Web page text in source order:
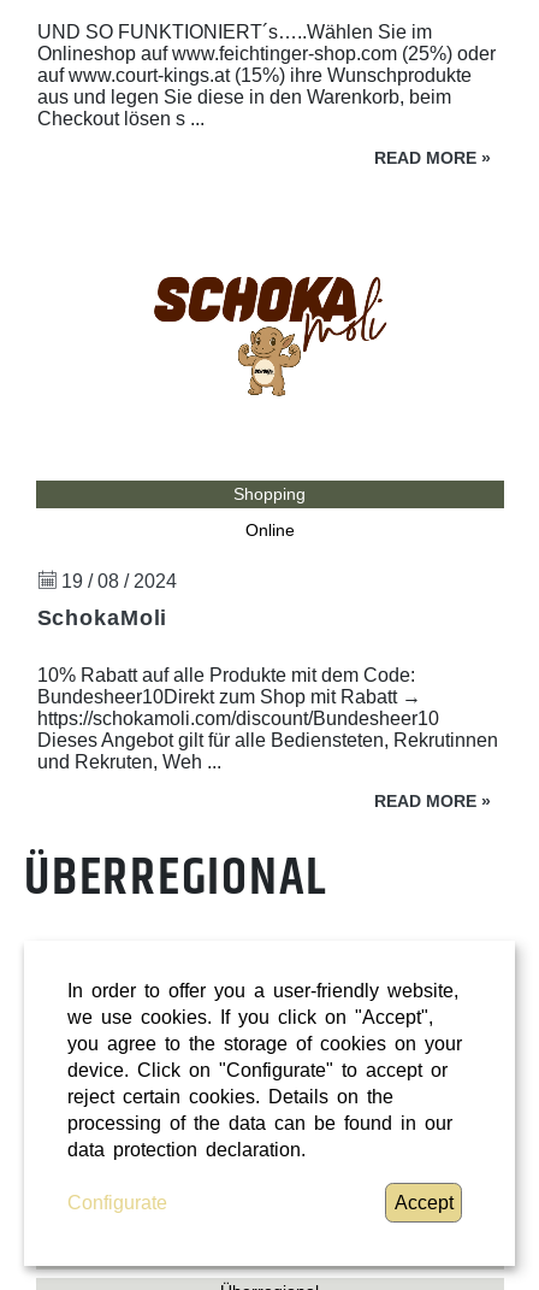
UND SO FUNKTIONIERT´s…..Wählen Sie im
Onlineshop auf www.feichtinger-shop.com (25%) oder
auf www.court-kings.at (15%) ihre Wunschprodukte
aus und legen Sie diese in den Warenkorb, beim
Checkout lösen s ...
READ MORE »
Shopping
Online
19 / 08 / 2024
SchokaMoli
10% Rabatt auf alle Produkte mit dem Code:
Bundesheer10Direkt zum Shop mit Rabatt →
https://schokamoli.com/discount/Bundesheer10
Dieses Angebot gilt für alle Bediensteten, Rekrutinnen
und Rekruten, Weh ...
READ MORE »
ÜBERREGIONAL
In order to offer you a user-friendly website,
we use cookies. If you click on "Accept",
you agree to the storage of cookies on your
device. Click on "Configurate" to accept or
reject certain cookies. Details on the
processing of the data can be found in our
data protection declaration.
Configurate Accept